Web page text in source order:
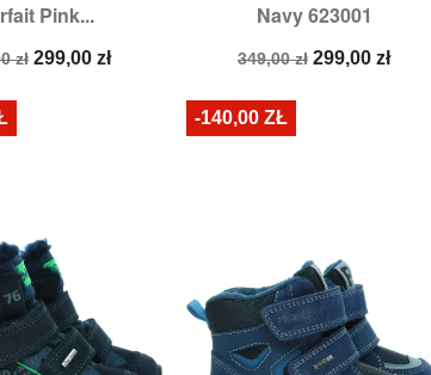
Pink...
zł Cena
299,00 zł
23,24,25,
Navy 623001
Cena
349,00 zł Cena
299,00 zł
Rozmiary:23,24,25,
-140,00 ZŁ